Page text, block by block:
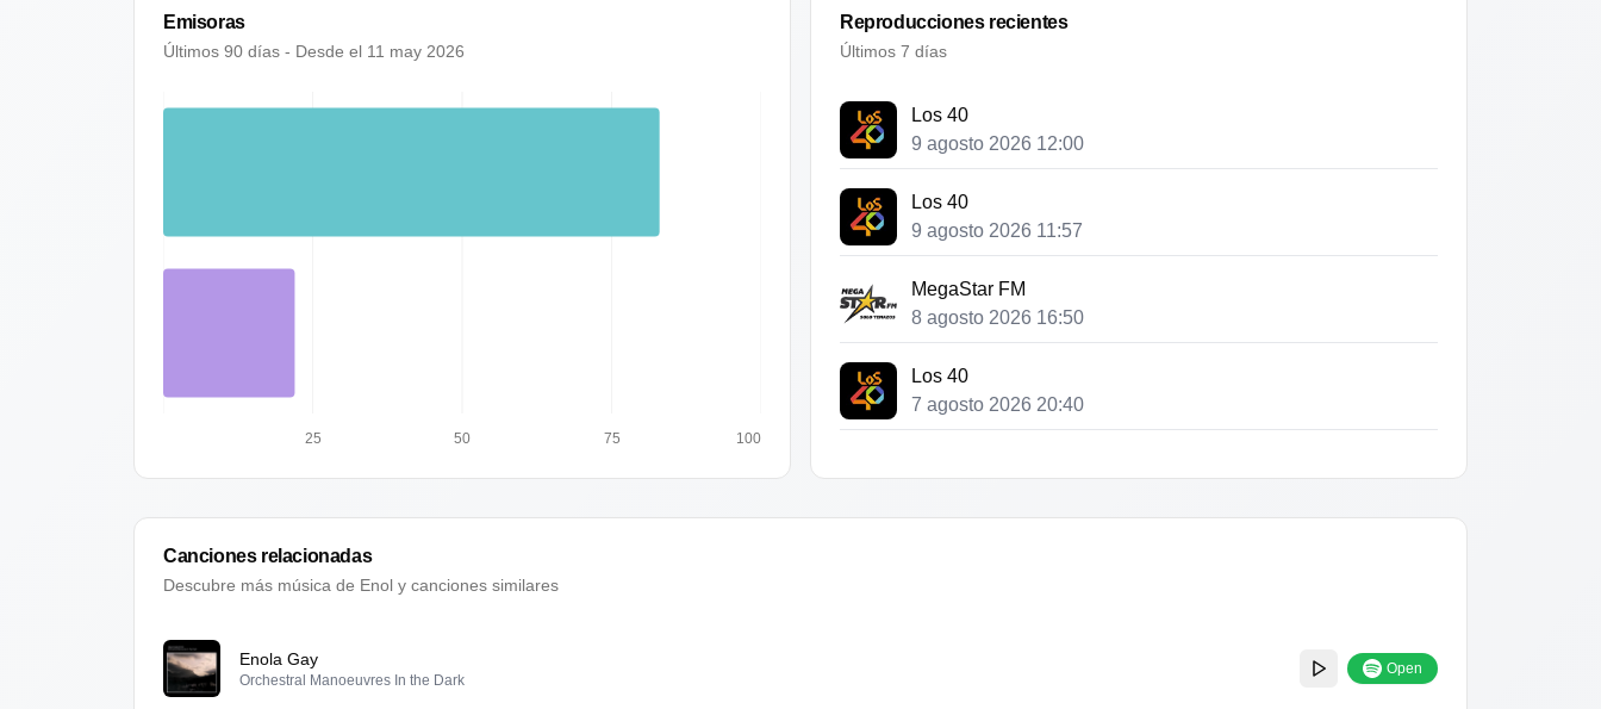
Emisoras
Últimos 90 días - Desde el 11 may 2026
25 50 75 100
Reproducciones recientes
Últimos 7 días
Los 40
9 agosto 2026 12:00
Los 40
9 agosto 2026 11:57
MegaStar FM
8 agosto 2026 16:50
Los 40
7 agosto 2026 20:40
Canciones relacionadas
Descubre más música de Enol y canciones similares
Enola Gay
Orchestral Manoeuvres In the Dark
Open